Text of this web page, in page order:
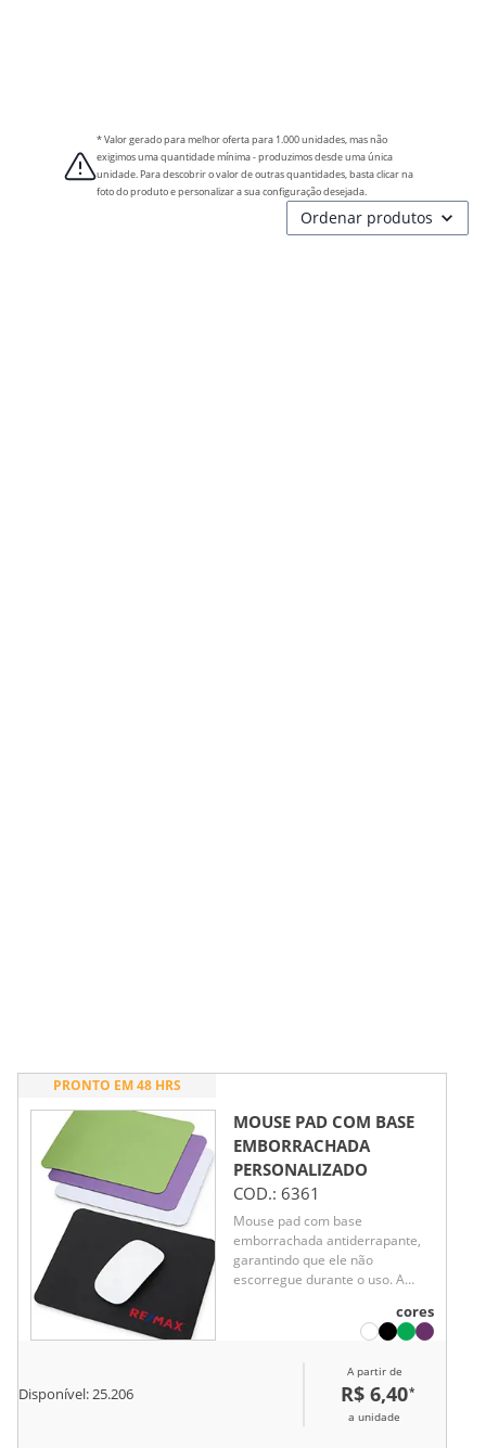
* Valor gerado para melhor oferta para 1.000 unidades, mas não
exigimos uma quantidade mínima - produzimos desde uma única
unidade. Para descobrir o valor de outras quantidades, basta clicar na
foto do produto e personalizar a sua configuração desejada.
PRONTO EM 48 HRS
MOUSE PAD COM BASE
EMBORRACHADA
PERSONALIZADO
COD.: 6361
Mouse pad com base
emborrachada antiderrapante,
garantindo que ele não
escorregue durante o uso. A
perfeito para deslizar o mouse
com precisão e conforto. Ideal
com estampas incríveis e deixar
a mesa com a sua identidade!
cores
Disponível:25.206
A partir de
R$ 6,40*
a unidade